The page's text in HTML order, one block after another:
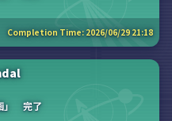
Completion Time: 2026/06/29 21:18
」 完了